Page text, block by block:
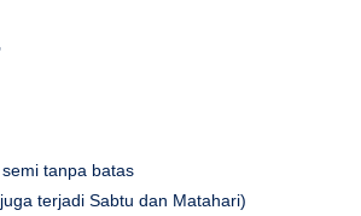
tanpa batas
terjadi Sabtu dan Matahari)